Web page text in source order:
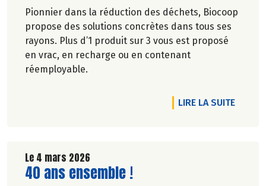
Pionnier dans la réduction des déchets, Biocoop
propose des solutions concrètes dans tous ses
rayons. Plus d’1 produit sur 3 vous est proposé
en vrac, en recharge ou en contenant
réemployable.
LIRE LA SUITEDE
Le 4 mars 2026
Lire la suite de l'article
40 ans ensemble !